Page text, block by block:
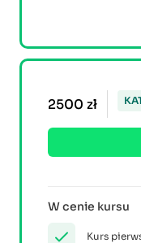
2500 zł
W cenie kursu
Kurs